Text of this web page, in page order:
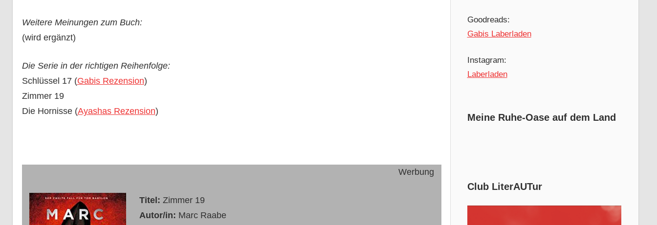
Weitere Meinungen zum Buch:
(wird ergänzt)
Die Serie in der richtigen Reihenfolge:
Schlüssel 17 (Gabis Rezension)
Zimmer 19
Die Hornisse (Ayashas Rezension)
Werbung
Titel: Zimmer 19
Autor/in: Marc Raabe
Goodreads:
Gabis Laberladen
Instagram:
Laberladen
Meine Ruhe-Oase auf dem Land
Club LiterAUTur